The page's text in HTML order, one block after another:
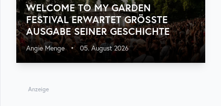
WELCOME TO MY GARDEN
FESTIVAL ERWARTET GRÖSSTE A
USGABE SEINER GESCHICHTE
Angie Menge • 05. August 2026
Anzeige